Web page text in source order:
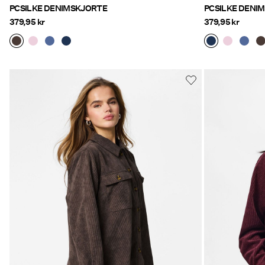
PCSILKE DENIMSKJORTE
379,95 kr
PCSILKE
379,95 kr